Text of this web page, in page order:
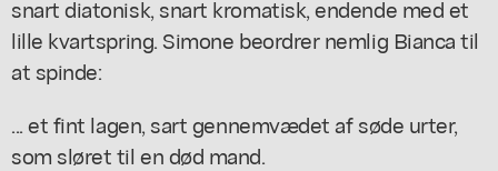
snart diatonisk, snart kromatisk, endende med et
lille kvartspring. Simone beordrer nemlig Bianca til
at spinde:
... et fint lagen, sart gennemvædet af søde urter,
som sløret til en død mand.